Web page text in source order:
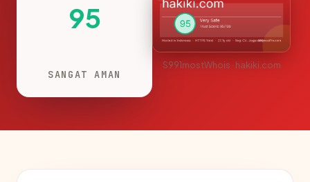
95
SANGAT AMAN
S991mostWhois · hakiki.com